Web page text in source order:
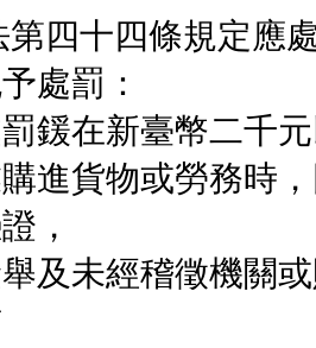
第四十四條規定應
處罰：
鍰在新臺幣二千
進貨物或勞務時
，
及未經稽徵機關